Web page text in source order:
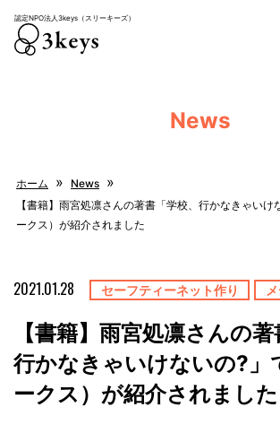
認定NPO法人3keys（スリーキーズ）
News
ホーム » News »
【書籍】雨宮処凛さんの著書「学校、行かなきゃいけ
ークス）が紹介されました
2021.01.28 セーフティーネット作り
【書籍】雨宮処凛さんの著
行かなきゃいけないの?」
ークス）が紹介されました